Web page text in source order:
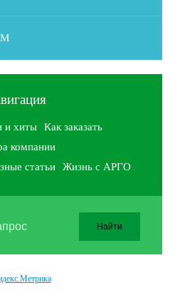
и хиты
Как заказать
компании
статьи Жизнь с АРГО